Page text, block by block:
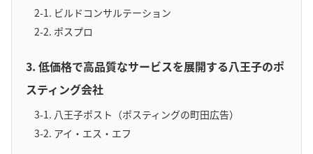
2-1. ビルドコンサルテーション
2-2. ポスプロ
3. 低価格で高品質なサービスを展開する八王子のポ
スティング会社
3-1. 八王子ポスト（ポスティングの町田広告）
3-2. アイ・エス・エフ